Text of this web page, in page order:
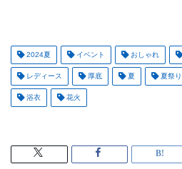
2024夏 イベント おしゃれ
レディース 厚底 夏 夏祭り
浴衣 花火